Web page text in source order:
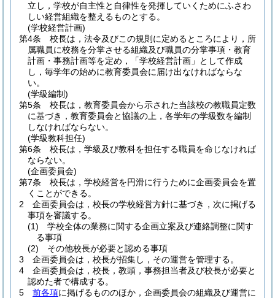
立し，学校が自主性と自律性を発揮していくためにふさわ
しい経営組織を整えるものとする。
(学校経営計画)
第4条
校長は，法令及びこの規則に定めるところにより，所
属職員に校務を分掌させる組織及び職員の分掌事項・教育
計画・事務計画等を定め，「学校経営計画」として作成
し，毎学年の始めに教育委員会に届け出なければならな
い。
(学級編制)
第5条
校長は，教育委員会から示された当該校の教職員定数
に基づき，教育委員会と協議の上，各学年の学級数を編制
しなければならない。
(学級教科担任)
第6条
校長は，学級及び教科を担任する職員を命じなければ
ならない。
(企画委員会)
第7条
校長は，学校経営を円滑に行うために企画委員会を置
くことができる。
2
企画委員会は，校長の学校経営方針に基づき，次に掲げる
事項を審議する。
(1)
学校全体の業務に関する企画立案及び連絡調整に関す
る事項
(2)
その他校長が必要と認める事項
3
企画委員会は，校長が招集し，その運営を管理する。
4
企画委員会は，校長，教頭，事務担当者及び校長が必要と
認めた者で構成する。
5
前各項に掲げるもののほか，企画委員会の組織及び運営に